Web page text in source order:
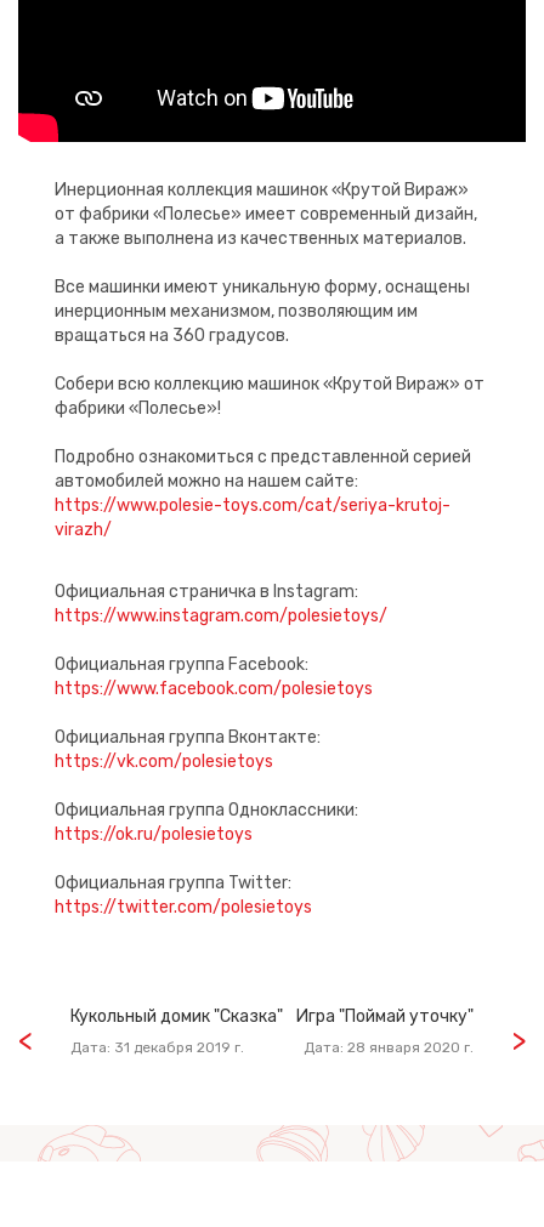
Инерционная коллекция машинок «Крутой Вираж»
от фабрики «Полесье» имеет современный дизайн,
а также выполнена из качественных материалов.
Все машинки имеют уникальную форму, оснащены
инерционным механизмом, позволяющим им
вращаться на 360 градусов.
Собери всю коллекцию машинок «Крутой Вираж» от
фабрики «Полесье»!
Подробно ознакомиться с представленной серией
автомобилей можно на нашем сайте:
https://www.polesie-toys.com/cat/seriya-krutoj-
virazh/
Официальная страничка в Instagram:
https://www.instagram.com/polesietoys/
Официальная группа Facebook:
https://www.facebook.com/polesietoys
Официальная группа Вконтакте:
https://vk.com/polesietoys
Официальная группа Одноклассники:
https://ok.ru/polesietoys
Официальная группа Twitter:
https://twitter.com/polesietoys
Кукольный домик "Сказка"
Дата: 31 декабря 2019 г.
Игра "Поймай уточку"
Дата: 28 января 2020 г.